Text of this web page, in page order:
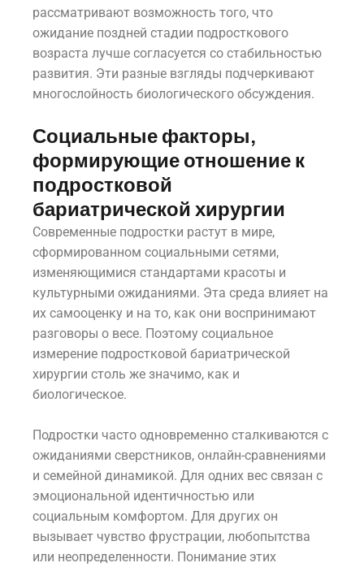
рассматривают возможность того, что
ожидание поздней стадии подросткового
возраста лучше согласуется со стабильностью
развития. Эти разные взгляды подчеркивают
многослойность биологического обсуждения.
Социальные факторы,
формирующие отношение к
подростковой
бариатрической хирургии
Современные подростки растут в мире,
сформированном социальными сетями,
изменяющимися стандартами красоты и
культурными ожиданиями. Эта среда влияет на
их самооценку и на то, как они воспринимают
разговоры о весе. Поэтому социальное
измерение подростковой бариатрической
хирургии столь же значимо, как и
биологическое.
Подростки часто одновременно сталкиваются с
ожиданиями сверстников, онлайн-сравнениями
и семейной динамикой. Для одних вес связан с
эмоциональной идентичностью или
социальным комфортом. Для других он
вызывает чувство фрустрации, любопытства
или неопределенности. Понимание этих